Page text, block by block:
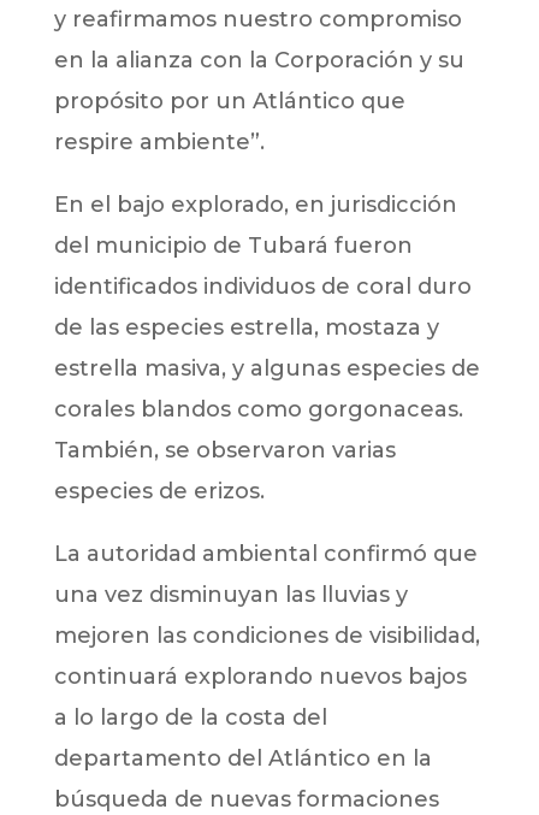
y reafirmamos nuestro compromiso
en la alianza con la Corporación y su
propósito por un Atlántico que
respire ambiente”.
En el bajo explorado, en jurisdicción
del municipio de Tubará fueron
identificados individuos de coral duro
de las especies estrella, mostaza y
estrella masiva, y algunas especies de
corales blandos como gorgonaceas.
También, se observaron varias
especies de erizos.
La autoridad ambiental confirmó que
una vez disminuyan las lluvias y
mejoren las condiciones de visibilidad,
continuará explorando nuevos bajos
a lo largo de la costa del
departamento del Atlántico en la
búsqueda de nuevas formaciones